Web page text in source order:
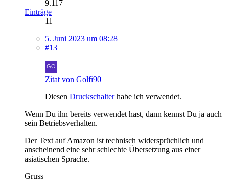
9.117
Einträge
11
5. Juni 2023 um 08:28
#13
Zitat von Golfi90
Diesen Druckschalterhabe ich verwendet.
Wenn Du ihn bereits verwendet hast, dann kennst Du ja auch
sein Betriebsverhalten.
Der Text auf Amazon ist technisch widersprüchlich und
anscheinend eine sehr schlechte Übersetzung aus einer
asiatischen Sprache.
Gruss